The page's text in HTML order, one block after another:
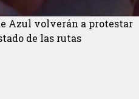
Azul volverán a protestar
de las rutas